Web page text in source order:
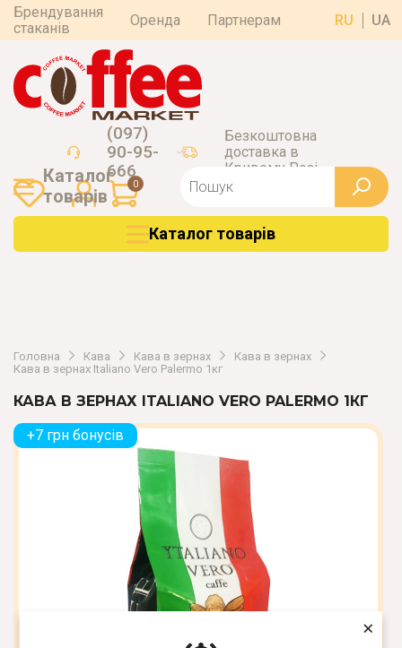
×
Брендування
стаканів
Оренда Партнерам RU UA
(097)
90-95-
666
Безкоштовна
доставка в
Кривому Розі
0
Каталог
товарiв
Каталог товарiв
Головна Кава Кава в зернах
Кава в зернах
Кава в зернах Italiano Vero Palermo 1кг
КАВА В ЗЕРНАХ ITALIANO VERO PALERMO 1КГ
+7 грн бонусів